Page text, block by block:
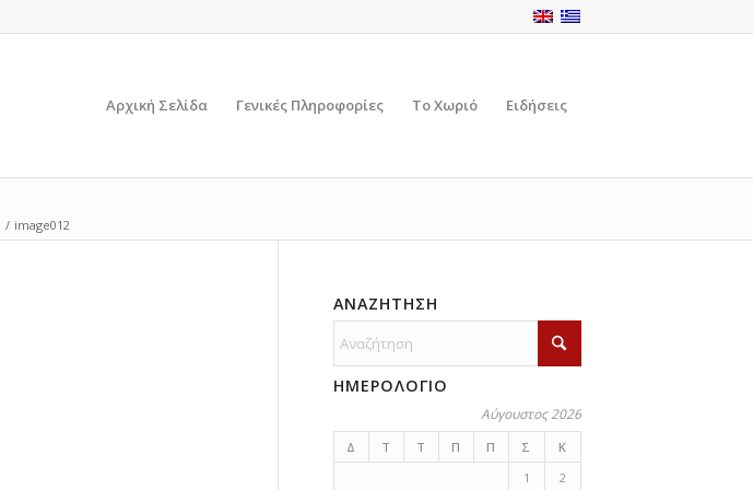
Αρχική Σελίδα Γενικές Πληροφορίες Το Χωριό Ειδήσεις
/ image012
ΑΝΑΖΗΤΗΣΗ
ΗΜΕΡΟΛΟΓΙΟ
Αύγουστος 2026
Δ Τ Τ Π Π Σ
Κ
1
2